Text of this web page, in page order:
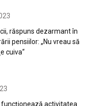
răspuns dezarmant în
pensiilor: „Nu vreau să
cuiva“
funcționează activitatea